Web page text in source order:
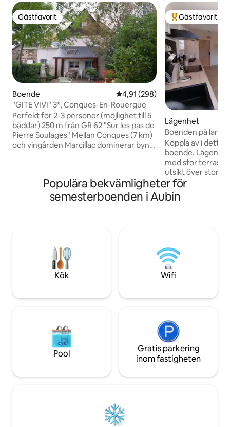
Gästfavorit
Gästfavorit
Boende 4,91 av 5 i genomsnittligt
4,91 (298)
"GITE VIVI" 3*, Conques-En-Rouergue
Perfekt för 2-3 personer (möjlighet till 5
bäddar) 250 m från GR 62 "Sur les pas de
Pierre Soulages" Mellan Conques (7 km)
och vingården Marcillac dominerar byn
euro/pers (kaffe, te, mjölk, smör,
hemmagjord sylt, rostat bröd, tårta,
fruktjuice) Lakan och handdukar
Populär
Gästfavorit
Lägenhet
Boenden på
Koppla av i detta
boende.
med stor terrass,
utsikt över stor
vardagsrum, 1
stort badrum med toalett.
på landet, 10
Rodez och dess
perfekta platsen
Populära bekvämligheter för
semesterboenden i Aubin
Kök Wifi
Pool
Gratis parkering
inom fastigheten